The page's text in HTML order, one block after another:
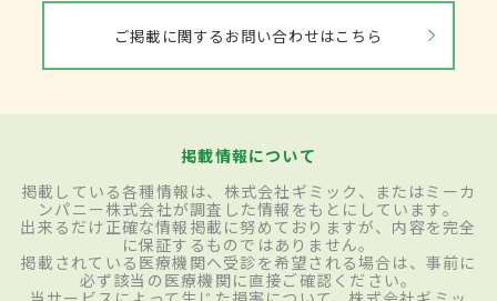
ご掲載に関するお問い合わせはこちら
掲載情報について
掲載している各種情報は、株式会社ギミック、またはミーカ
ンパニー株式会社が調査した情報をもとにしています。
出来るだけ正確な情報掲載に努めておりますが、内容を完全
に保証するものではありません。
掲載されている医療機関へ受診を希望される場合は、事前に
必ず該当の医療機関に直接ご確認ください。